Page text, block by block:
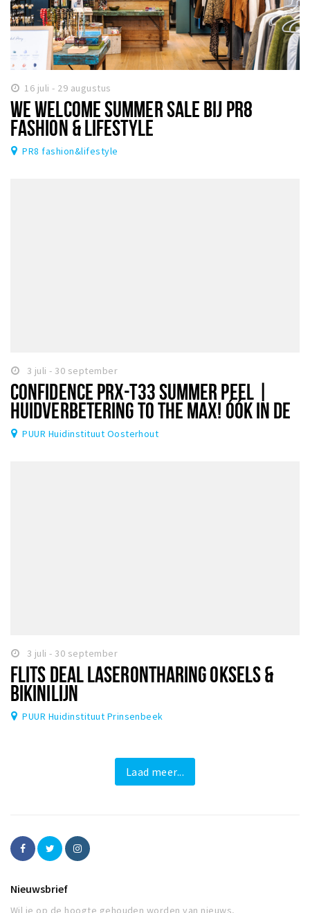
16 juli - 29 augustus
WE WELCOME SUMMER SALE BIJ PR8
FASHION & LIFESTYLE
PR8 fashion&lifestyle
3 juli - 30 september
CONFIDENCE PRX-T33 SUMMER PEEL |
HUIDVERBETERING TO THE MAX! ÓÓK IN DE
ZOMER!
PUUR Huidinstituut Oosterhout
3 juli - 30 september
FLITS DEAL LASERONTHARING OKSELS &
BIKINILIJN
PUUR Huidinstituut Prinsenbeek
Laad meer...
Nieuwsbrief
Wil je op de hoogte gehouden worden van nieuws,